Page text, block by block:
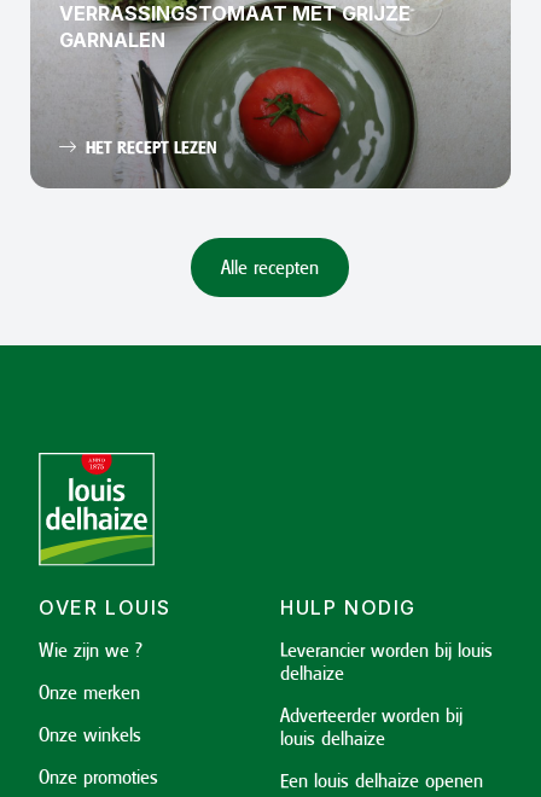
VERRASSINGSTOMAAT MET GRIJZE
GARNALEN
HET RECEPT LEZEN
Alle recepten
OVER LOUIS
Wie zijn we ?
Onze merken
Onze winkels
Onze promoties
HULP NODIG
Leverancier worden bij louis
delhaize
Adverteerder worden bij
louis delhaize
Een louis delhaize openen